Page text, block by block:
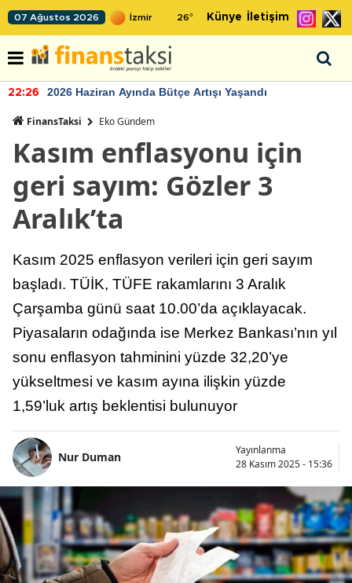
07 Ağustos 2026 26° Künye İletişim
22:26 2026 Haziran Ayında Bütçe Artışı Yaşandı
FinansTaksi Eko Gündem
Kasım enflasyonu için
geri sayım: Gözler 3
Aralık’ta
Kasım 2025 enflasyon verileri için geri sayım
başladı. TÜİK, TÜFE rakamlarını 3 Aralık
Çarşamba günü saat 10.00’da açıklayacak.
Piyasaların odağında ise Merkez Bankası’nın yıl
sonu enflasyon tahminini yüzde 32,20’ye
yükseltmesi ve kasım ayına ilişkin yüzde
1,59’luk artış beklentisi bulunuyor
Nur Duman
Yayınlanma
28 Kasım 2025 - 15:36